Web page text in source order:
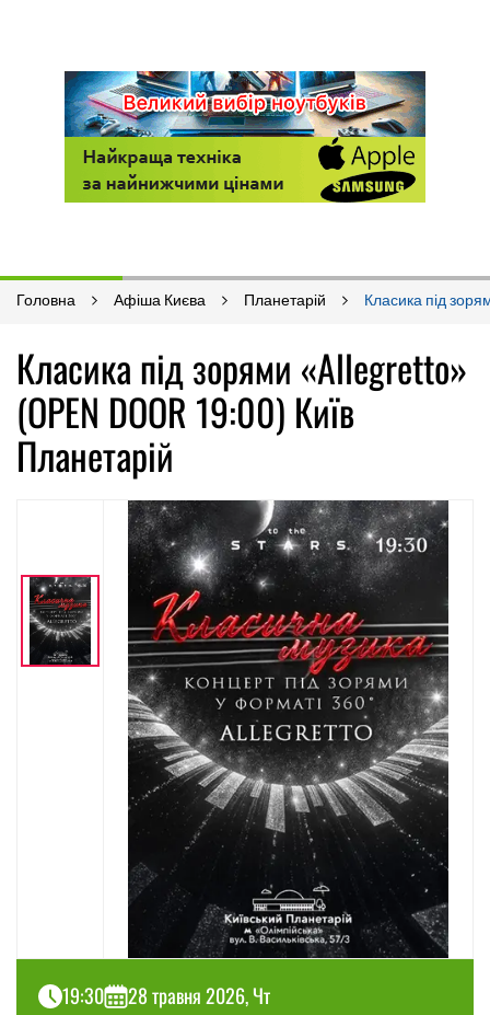
Головна Афіша Києва Планетарій Класика під
Класика під зорями «Allegretto»
(OPEN DOOR 19:00) Київ
Планетарій
19:30 28 травня 2026, Чт